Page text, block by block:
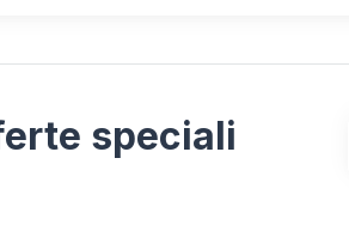
speciali